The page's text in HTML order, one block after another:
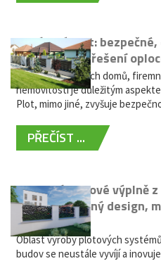
Hliníkový plot:
bezúdržbové řešení
Oplocení rodinných domů,
nemovitostí je důležitým
Plot, mimo jiné, zvyšuje
PŘEČÍST ...
Moderní plotové výplně
kovů: výjimečný design,
žádná údržba
Oblast výroby plotových
budov se neustále vyvíjí a